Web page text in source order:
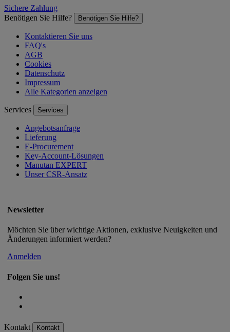
Sichere Zahlung
Benötigen Sie Hilfe?
Benötigen Sie Hilfe?
Kontaktieren Sie uns
FAQ's
AGB
Cookies
Datenschutz
Impressum
Alle Kategorien anzeigen
Services Services
Angebotsanfrage
Lieferung
E-Procurement
Key-Account-Lösungen
Manutan EXPERT
Unser CSR-Ansatz
Newsletter
Möchten Sie über wichtige Aktionen, exklusive Neuigkeiten und
Änderungen informiert werden?
Anmelden
Folgen Sie uns!
Kontakt Kontakt